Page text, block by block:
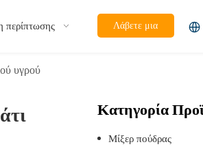
περίπτωσης
Λάβετε μια
υγρού
Κατηγορία
Μίξερ πούδρας